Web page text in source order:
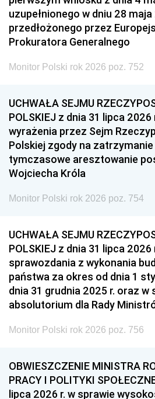
uzupełnionego w dniu 28 maja
przedłożonego przez
Prokuratora Generalnego
Monitor Polski rok 2026 poz. 752
UCHWAŁA SEJMU
POLSKIEJ z dnia 31 lipca 2026
wyrażenia przez Sejm
Polskiej zgody na zatrzymanie
tymczasowe aresztowanie
Wojciecha Króla
Monitor Polski rok 2026 poz. 754
UCHWAŁA SEJMU
POLSKIEJ z dnia 31 lipca 2026
sprawozdania z wykonania
państwa za okres od dnia 1
dnia 31 grudnia 2025 r. oraz w
absolutorium dla Rady
Monitor Polski rok 2026 poz. 756
OBWIESZCZENIE MINISTRA
PRACY I POLITYKI
lipca 2026 r. w sprawie